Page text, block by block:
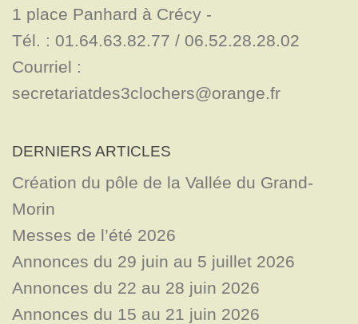
1 place Panhard à Crécy -
Tél. : 01.64.63.82.77 / 06.52.28.28.02
Courriel :
secretariatdes3clochers@orange.fr
DERNIERS ARTICLES
Création du pôle de la Vallée du Grand-
Morin
Messes de l’été 2026
Annonces du 29 juin au 5 juillet 2026
Annonces du 22 au 28 juin 2026
Annonces du 15 au 21 juin 2026